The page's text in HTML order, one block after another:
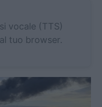
vocale (TTS)
tuo browser.